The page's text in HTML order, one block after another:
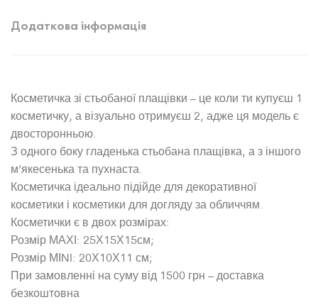
Додаткова інформація
Косметичка зі стьобаної плащівки – це коли ти купуєш 1
косметичку, а візуально отримуєш 2, адже ця модель є
двосторонньою.
З одного боку гладенька стьобана плащівка, а з іншого
м’якесенька та пухнаста.
Косметичка ідеально підійде для декоративної
косметики і косметики для догляду за обличчям.
Косметички є в двох розмірах:
Розмір МАХІ: 25Х15Х15см;
Розмір МІNI: 20Х10Х11 см;
При замовленні на суму від 1500 грн – доставка
безкоштовна